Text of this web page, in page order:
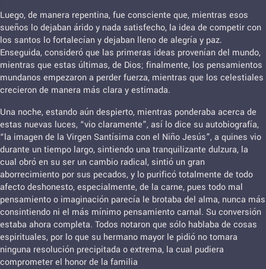
Luego, de manera repentina, fue consciente que, mientras esos
sueños lo dejaban árido y nada satisfecho, la idea de competir con
los santos lo fortalecían y dejaban lleno de alegría y paz.
Enseguida, consideró que las primeras ideas provenían del mundo,
mientras que estas últimas, de Dios; finalmente, los pensamientos
mundanos empezaron a perder fuerza, mientras que los celestiales
crecieron de manera más clara y estimada.
Una noche, estando aún despierto, mientras ponderaba acerca de
estas nuevas luces, “vio claramente”, así lo dice su autobiografía,
“la imagen de la Virgen Santísima con el Niño Jesús”, a quines vio
durante un tiempo largo, sintiendo una tranquilizante dulzura, la
cual obró en su ser un cambio radical, sintió un gran
aborrecimiento por sus pecados, y lo purificó totalmente de todo
afecto deshonesto, especialmente, de la carne, pues todo mal
pensamiento o imaginación parecía le brotaba del alma, nunca más
consintiendo ni el más mínimo pensamiento carnal. Su conversión
estaba ahora completa. Todos notaron que sólo hablaba de cosas
espirituales, por lo que su hermano mayor le pidió no tomara
ninguna resolución precipitada o extrema, la cual pudiera
comprometer el honor de la familia